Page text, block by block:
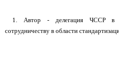
1. Автор - делегация ЧССР в
сотрудничеству в области